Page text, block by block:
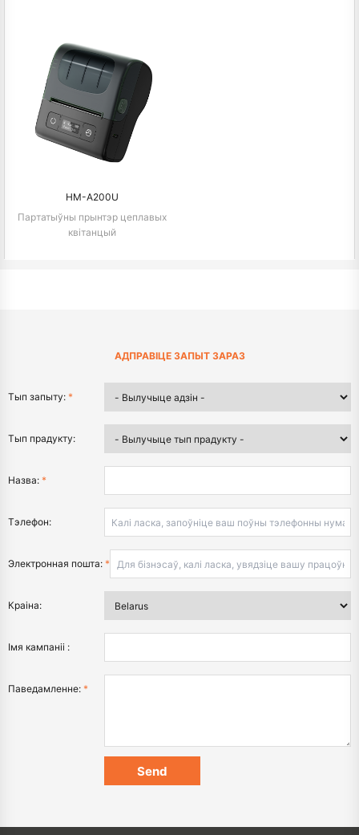
HM-A200U
Партатыўны прынтэр цеплавых
квітанцый
АДПРАВІЦЕ ЗАПЫТ ЗАРАЗ
Тып запыту: *
Тып прадукту:
Назва: *
Тэлефон:
Электронная пошта: *
Краіна:
Імя кампаніі :
Паведамленне: *